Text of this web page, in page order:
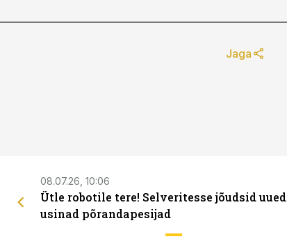
Jaga
08.07.26, 10:06
Ütle robotile tere! Selveritesse jõudsid uued
usinad põrandapesijad